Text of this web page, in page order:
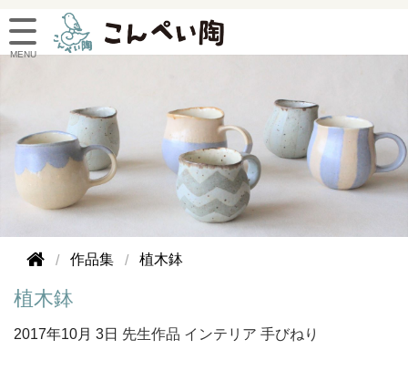
作品集 植木鉢
植木鉢
2017年10月 3日 先生作品 インテリア 手びねり